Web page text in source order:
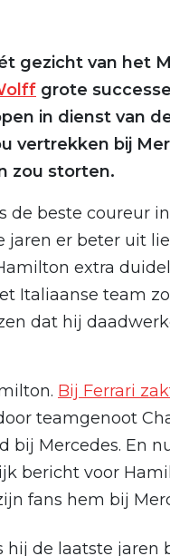
gezicht van het
grote
in dienst van
vertrekken bij
zou storten.
beste coureur
jaren er beter uit
extra
Italiaanse team
dat hij
Bij Ferrari
teamgenoot
bij Mercedes. En
bericht voor
fans hem bij
hij de laatste